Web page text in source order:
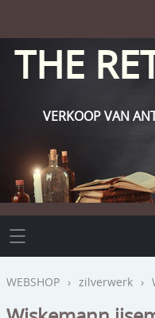
THE
VERKOOP VAN
THE RETROHOUSE
WEBSHOP
OUTLET
WEBSHOP › zilverwerk ›